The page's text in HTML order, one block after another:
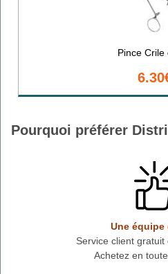
Pince Crile
Pourquoi préférer
Une équipe
Service client gratuit
Achetez en